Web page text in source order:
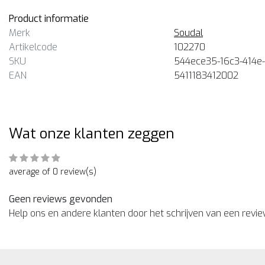
Product informatie
Merk
Soudal
Artikelcode
102270
SKU
544ece35-16c3-
EAN
5411183412002
Wat onze klanten zeggen
average of 0 review(s)
Geen reviews gevonden
Help ons en andere klanten door het schrijven van een